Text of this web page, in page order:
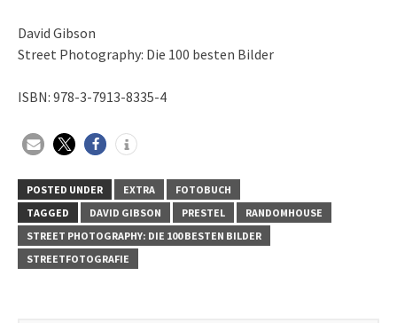
David Gibson
Street Photography: Die 100 besten Bilder
ISBN: 978-3-7913-8335-4
POSTED UNDER EXTRA
FOTOBUCH
TAGGED
DAVID GIBSON PRESTEL
RANDOMHOUSE
STREET PHOTOGRAPHY: DIE 100 BESTEN BILDER
STREETFOTOGRAFIE